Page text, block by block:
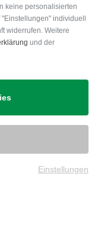
keine personalisierten
individuell
widerrufen. Weitere
und der
Einstellungen